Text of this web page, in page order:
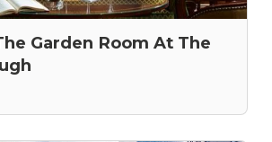
Garden Room At The